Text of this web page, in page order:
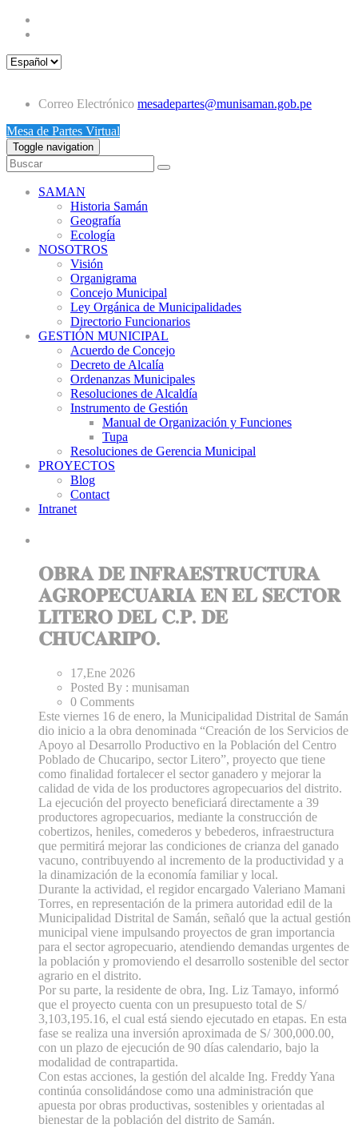
Correo Electrónico mesadepartes@munisaman.gob.pe
Mesa de Partes Virtual
Toggle navigation
SAMAN
Historia Samán
Geografía
Ecología
NOSOTROS
Visión
Organigrama
Concejo Municipal
Ley Orgánica de Municipalidades
Directorio Funcionarios
GESTIÓN MUNICIPAL
Acuerdo de Concejo
Decreto de Alcalía
Ordenanzas Municipales
Resoluciones de Alcaldía
Instrumento de Gestión
Manual de Organización y Funciones
Tupa
Resoluciones de Gerencia Municipal
PROYECTOS
Blog
Contact
Intranet
𝐎𝐁𝐑𝐀 𝐃𝐄 𝐈𝐍𝐅𝐑𝐀𝐄𝐒𝐓𝐑𝐔𝐂𝐓𝐔𝐑𝐀
𝐀𝐆𝐑𝐎𝐏𝐄𝐂𝐔𝐀𝐑𝐈𝐀 𝐄𝐍 𝐄𝐋 𝐒𝐄𝐂𝐓𝐎𝐑
𝐋𝐈𝐓𝐄𝐑𝐎 𝐃𝐄𝐋 𝐂.𝐏. 𝐃𝐄
𝐂𝐇𝐔𝐂𝐀𝐑𝐈𝐏𝐎.
17,Ene 2026
Posted By : munisaman
0 Comments
Este viernes 16 de enero, la Municipalidad Distrital de Samán
dio inicio a la obra denominada “Creación de los Servicios de
Apoyo al Desarrollo Productivo en la Población del Centro
Poblado de Chucaripo, sector Litero”, proyecto que tiene
como finalidad fortalecer el sector ganadero y mejorar la
calidad de vida de los productores agropecuarios del distrito.
La ejecución del proyecto beneficiará directamente a 39
productores agropecuarios, mediante la construcción de
cobertizos, heniles, comederos y bebederos, infraestructura
que permitirá mejorar las condiciones de crianza del ganado
vacuno, contribuyendo al incremento de la productividad y a
la dinamización de la economía familiar y local.
Durante la actividad, el regidor encargado Valeriano Mamani
Torres, en representación de la primera autoridad edil de la
Municipalidad Distrital de Samán, señaló que la actual gestión
municipal viene impulsando proyectos de gran importancia
para el sector agropecuario, atendiendo demandas urgentes de
la población y promoviendo el desarrollo sostenible del sector
agrario en el distrito.
Por su parte, la residente de obra, Ing. Liz Tamayo, informó
que el proyecto cuenta con un presupuesto total de S/
3,103,195.16, el cual está siendo ejecutado en etapas. En esta
fase se realiza una inversión aproximada de S/ 300,000.00,
con un plazo de ejecución de 90 días calendario, bajo la
modalidad de contrapartida.
Con estas acciones, la gestión del alcalde Ing. Freddy Yana
continúa consolidándose como una administración que
apuesta por obras productivas, sostenibles y orientadas al
bienestar de la población del distrito de Samán.